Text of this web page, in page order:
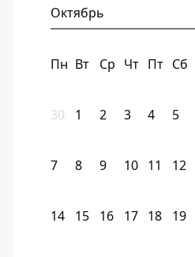
Октябрь
Пн Вт Ср Чт Пт Сб
30 1 2 3 4 5
7 8 9 10 11 12
14 15 16 17 18 19